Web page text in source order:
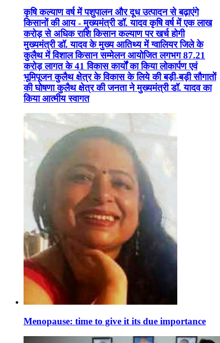
कृषि कल्याण वर्ष में पशुपालन और दूध उत्पादन से बढ़ाएंगे
किसानों की आय - मुख्यमंत्री डॉ. यादव कृषि वर्ष में एक लाख
करोड़ से अधिक राशि किसान कल्याण पर खर्च होगी
मुख्यमंत्री डॉ. यादव के मुख्य आतिथ्य में ग्वालियर जिले के
कुलैथ में विशाल किसान सम्मेलन आयोजित लगभग 87.21
करोड़ लागत के 41 विकास कार्यों का किया लोकार्पण एवं
भूमिपूजन कुलैथ क्षेत्र के विकास के लिये की बड़ी-बड़ी सौगातों
की घोषणा कुलैथ क्षेत्र की जनता ने मुख्यमंत्री डॉ. यादव का
किया आत्मीय स्वागत
Menopause: time to give it its due importance